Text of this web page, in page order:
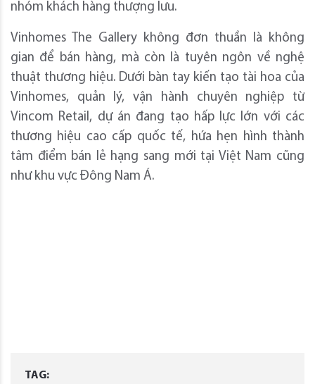
nhóm khách hàng thượng lưu.
Vinhomes The Gallery không đơn thuần là không
gian để bán hàng, mà còn là tuyên ngôn về nghệ
thuật thương hiệu. Dưới bàn tay kiến tạo tài hoa của
Vinhomes, quản lý, vận hành chuyên nghiệp từ
Vincom Retail, dự án đang tạo hấp lực lớn với các
thương hiệu cao cấp quốc tế, hứa hẹn hình thành
tâm điểm bán lẻ hạng sang mới tại Việt Nam cũng
như khu vực Đông Nam Á.
TAG: